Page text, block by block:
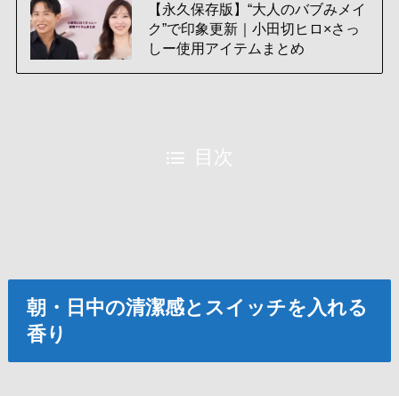
【永久保存版】“大人のバブみメイ
ク”で印象更新｜小田切ヒロ×さっ
しー使用アイテムまとめ
目次
朝・日中の清潔感とスイッチを入れる
香り